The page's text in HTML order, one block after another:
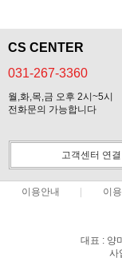
CS CENTER
031-267-3360
월,화,목,금 오후 2시~5시
전화문의 가능합니다
고객센터 연결
이용안내 이
대표 : 양
사